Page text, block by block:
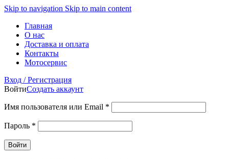
Skip to navigation Skip to main content
Главная
О нас
Доставка и оплата
Контакты
Мотосервис
Вход / Регистрация
ВойтиСоздать аккаунт
Имя пользователя или Email *
Пароль *
Войти